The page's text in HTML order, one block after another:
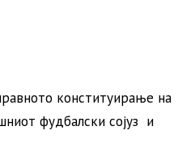
конституирање на
фудбалски сојуз и